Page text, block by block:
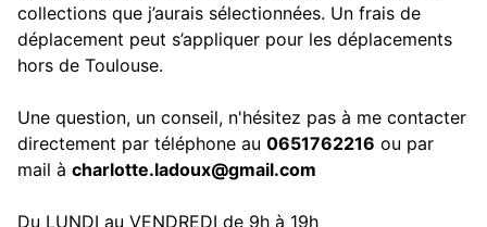
collections que j’aurais sélectionnées. Un frais de
déplacement peut s’appliquer pour les déplacements
hors de Toulouse.
Une question, un conseil, n'hésitez pas à me contacter
directement par téléphone au 0651762216 ou par
mail à charlotte.ladoux@gmail.com
Du LUNDI au VENDREDI de 9h à 19h